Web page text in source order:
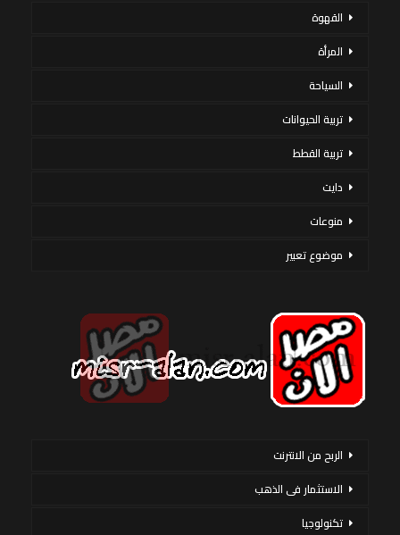
القهوة
المرأة
السياحة
تربية الحيوانات
تربية القطط
دايت
منوعات
موضوع تعبير
الربح من الانترنت
الاستثمار فى الذهب
تكنولوجيا